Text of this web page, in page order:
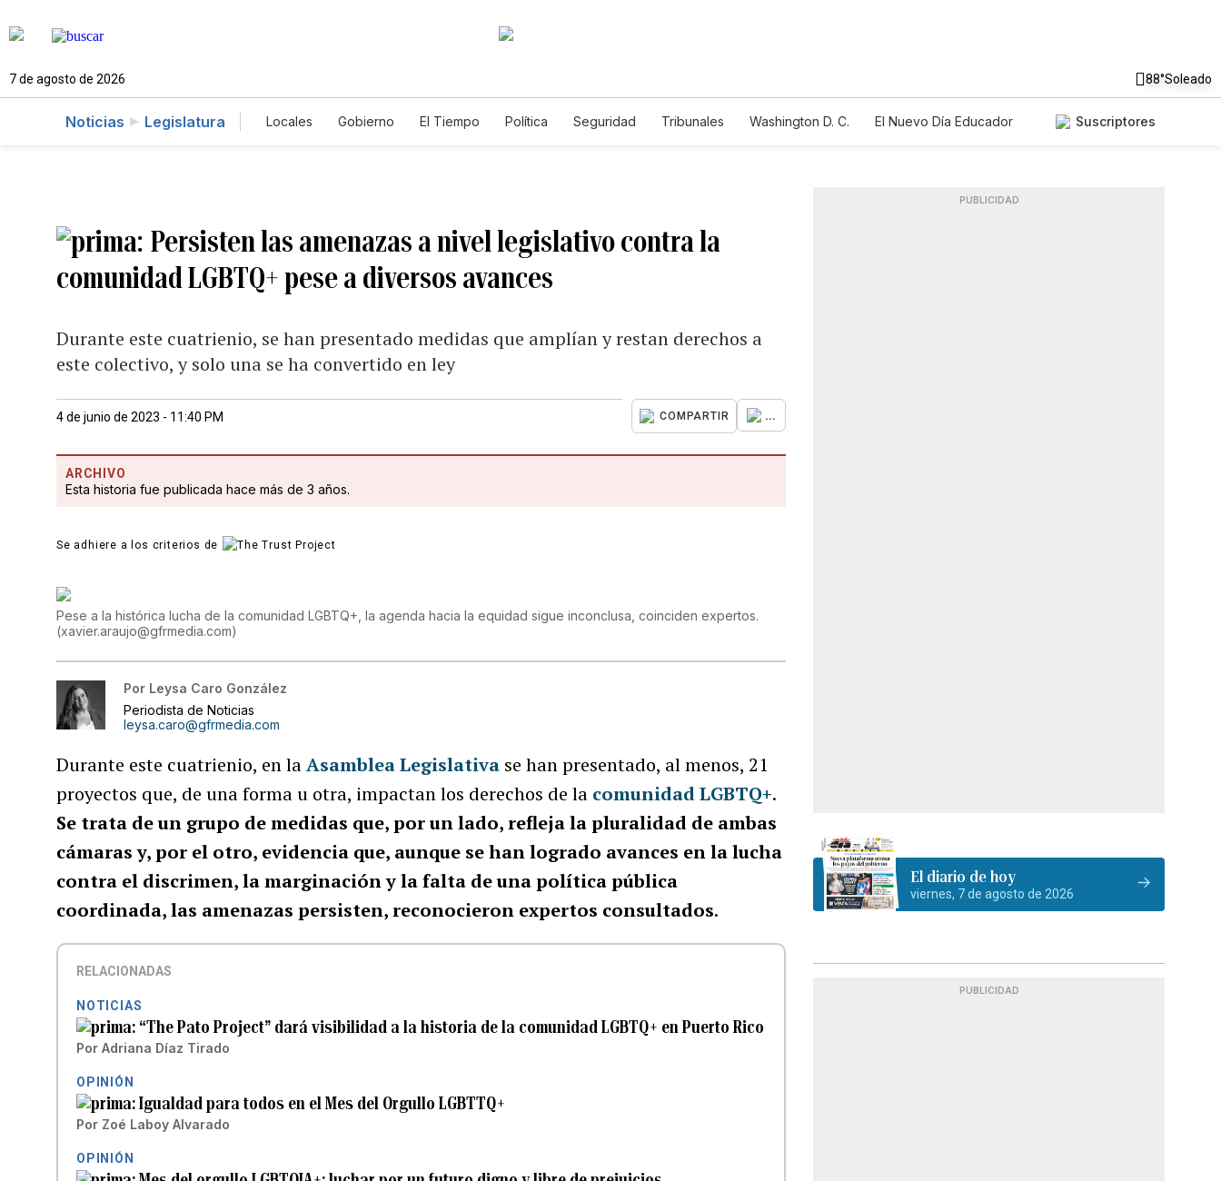
7 de agosto de 2026 88°Soleado
Noticias Legislatura Locales Gobierno El Tiempo Política Seguridad Tribunales Washington D. C.
El Nuevo Día Educador
Suscriptores
Persisten las amenazas a nivel legislativo contra la
comunidad LGBTQ+ pese a diversos avances
Durante este cuatrienio, se han presentado medidas que amplían y restan derechos a
este colectivo, y solo una se ha convertido en ley
4 de junio de 2023 - 11:40 PM COMPARTIR ...
ARCHIVO
Esta historia fue publicada hace más de 3 años.
Se adhiere a los criterios de
Pese a la histórica lucha de la comunidad LGBTQ+, la agenda hacia la equidad sigue inconclusa, coinciden expertos.
(xavier.araujo@gfrmedia.com)
Por Leysa Caro González
Periodista de Noticias
leysa.caro@gfrmedia.com
Durante este cuatrienio, en laAsamblea Legislativa se han presentado, al menos, 21
proyectos que, de una forma u otra, impactan los derechos de la comunidad LGBTQ+.
Se trata de un grupo de medidas que, por un lado, refleja la pluralidad de ambas
cámaras y, por el otro, evidencia que, aunque se han logrado avances en la lucha
contra el discrimen, la marginación y la falta de una política pública
coordinada, las amenazas persisten, reconocieron expertos consultados.
RELACIONADAS
NOTICIAS
“The Pato Project” dará visibilidad a la historia de la comunidad LGBTQ+ en Puerto Rico
Por Adriana Díaz Tirado
OPINIÓN
Igualdad para todos en el Mes del Orgullo LGBTTQ+
Por Zoé Laboy Alvarado
OPINIÓN
PUBLICIDAD
El diario de hoy
viernes, 7 de agosto de 2026
PUBLICIDAD